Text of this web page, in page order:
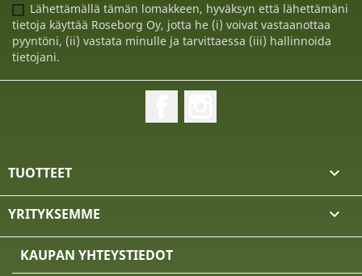
Lähettämällä tämän lomakkeen, hyväksyn että lähettämäni
tietoja käyttää Roseborg Oy, jotta he (i) voivat vastaanottaa
pyyntöni, (ii) vastata minulle ja tarvittaessa (iii) hallinnoida
tietojani.
TUOTTEET 
YRITYKSEMME 
KAUPAN YHTEYSTIEDOT